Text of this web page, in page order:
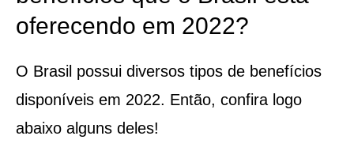
oferecendo em 2022?
O Brasil possui diversos tipos de benefícios
disponíveis em 2022. Então, confira logo
abaixo alguns deles!